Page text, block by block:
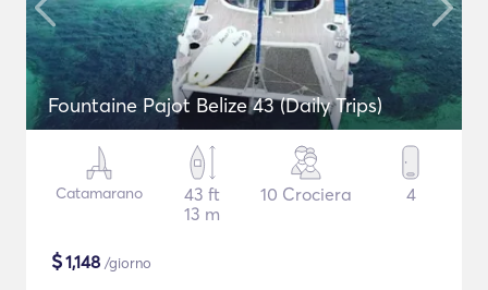
Fountaine Pajot Belize 43 (Daily Trips)
Catamarano
43 ft
13 m
10 Crociera 4
$1,148 /giorno